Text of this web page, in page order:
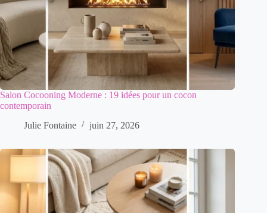
Salon Cocooning Moderne : 19 idées pour un cocon
contemporain
Julie Fontaine
juin 27, 2026